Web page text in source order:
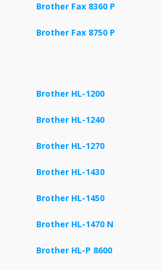
Brother Fax 8360 P
Brother Fax 8750 P
Brother HL-1200
Brother HL-1240
Brother HL-1270
Brother HL-1430
Brother HL-1450
Brother HL-1470 N
Brother HL-P 8600